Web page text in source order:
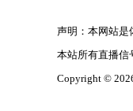
声明：本网站是
本站所有直播信
Copyright ©